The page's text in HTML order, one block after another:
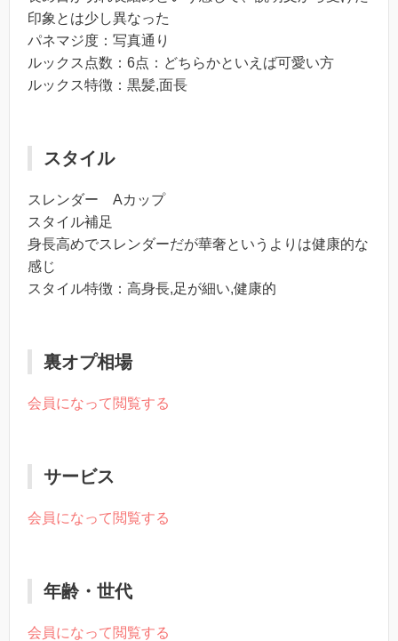
印象とは少し異なった
パネマジ度：写真通り
ルックス点数：6点：どちらかといえば可愛い方
ルックス特徴：黒髪,面長
スタイル
スレンダー Aカップ
スタイル補足
身長高めでスレンダーだが華奢というよりは健康的な
感じ
スタイル特徴：高身長,足が細い,健康的
裏オプ相場
会員になって閲覧する
サービス
会員になって閲覧する
年齢・世代
会員になって閲覧する